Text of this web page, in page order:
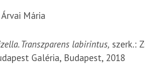
Mária
Transzparens labirintus, szerk.:
Galéria, Budapest, 2018